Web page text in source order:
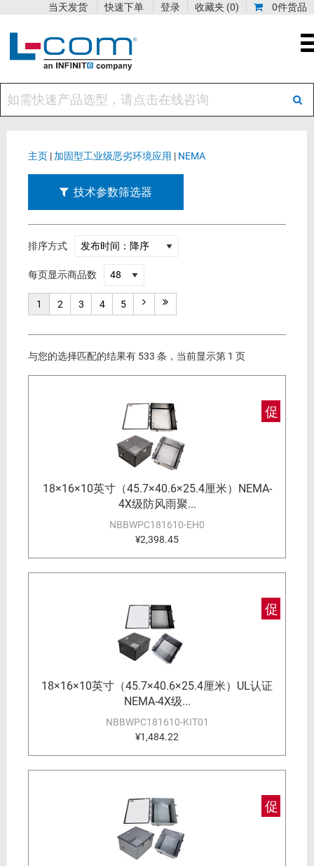
0件货品
收藏夹 (0)
当天发货 快速下单 登录
主页 | 加固型工业级恶劣环境应用 | NEMA
技术参数筛选器
排序方式
每页显示商品数
1 2 3 4 5
与您的选择匹配的结果有 533 条，当前显示第 1 页
促
18×16×10英寸（45.7×40.6×25.4厘米）NEMA-
4X级防风雨聚...
NBBWPC181610-EH0
¥2,398.45
促
18×16×10英寸（45.7×40.6×25.4厘米）UL认证
NEMA-4X级...
NBBWPC181610-KIT01
¥1,484.22
促